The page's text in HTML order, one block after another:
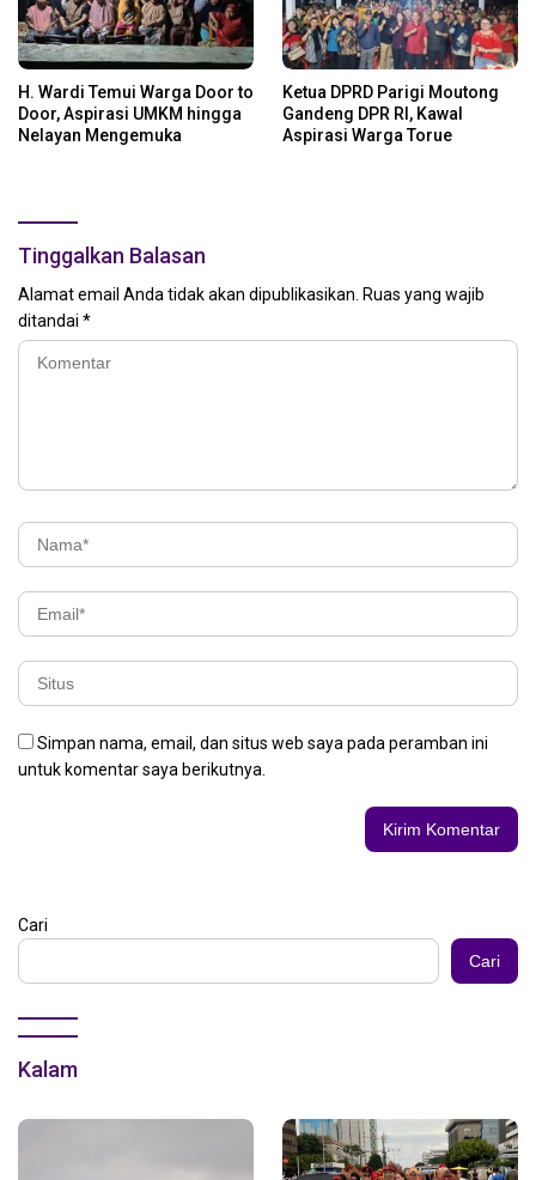
H. Wardi Temui Warga Door to
Door, Aspirasi UMKM hingga
Nelayan Mengemuka
Ketua DPRD Parigi Moutong
Gandeng DPR RI, Kawal
Aspirasi Warga Torue
Tinggalkan Balasan
Alamat email Anda tidak akan dipublikasikan. Ruas yang wajib
ditandai *
Simpan nama, email, dan situs web saya pada peramban ini
untuk komentar saya berikutnya.
Cari
Cari
Kalam